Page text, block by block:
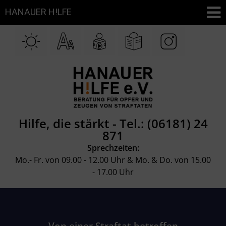
Hilfe, die stärkt - Tel.: (06181) 24
871
Sprechzeiten:
Mo.- Fr. von 09.00 - 12.00 Uhr & Mo. & Do. von 15.00
- 17.00 Uhr